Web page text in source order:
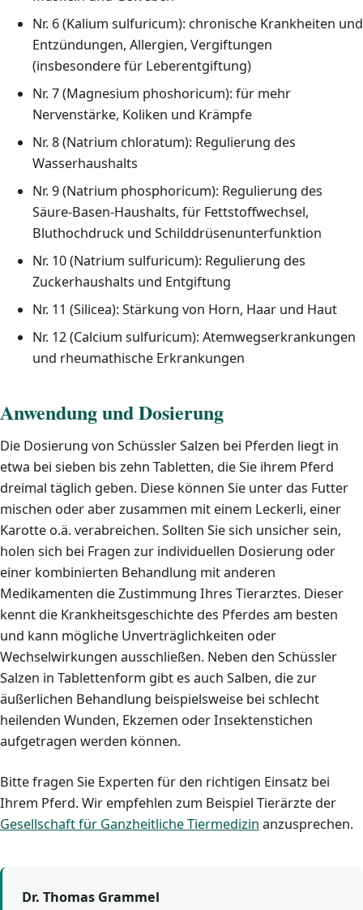
Nr. 6 (Kalium sulfuricum): chronische Krankheiten und
Entzündungen, Allergien, Vergiftungen
(insbesondere für Leberentgiftung)
Nr. 7 (Magnesium phoshoricum): für mehr
Nervenstärke, Koliken und Krämpfe
Nr. 8 (Natrium chloratum): Regulierung des
Wasserhaushalts
Nr. 9 (Natrium phosphoricum): Regulierung des
Säure-Basen-Haushalts, für Fettstoffwechsel,
Bluthochdruck und Schilddrüsenunterfunktion
Nr. 10 (Natrium sulfuricum): Regulierung des
Zuckerhaushalts und Entgiftung
Nr. 11 (Silicea): Stärkung von Horn, Haar und Haut
Nr. 12 (Calcium sulfuricum): Atemwegserkrankungen
und rheumathische Erkrankungen
Anwendung und Dosierung
Die Dosierung von Schüssler Salzen bei Pferden liegt in
etwa bei sieben bis zehn Tabletten, die Sie ihrem Pferd
dreimal täglich geben. Diese können Sie unter das Futter
mischen oder aber zusammen mit einem Leckerli, einer
Karotte o.ä. verabreichen. Sollten Sie sich unsicher sein,
holen sich bei Fragen zur individuellen Dosierung oder
einer kombinierten Behandlung mit anderen
Medikamenten die Zustimmung Ihres Tierarztes. Dieser
kennt die Krankheitsgeschichte des Pferdes am besten
und kann mögliche Unverträglichkeiten oder
Wechselwirkungen ausschließen. Neben den Schüssler
Salzen in Tablettenform gibt es auch Salben, die zur
äußerlichen Behandlung beispielsweise bei schlecht
heilenden Wunden, Ekzemen oder Insektenstichen
aufgetragen werden können.
Bitte fragen Sie Experten für den richtigen Einsatz bei
Ihrem Pferd. Wir empfehlen zum Beispiel Tierärzte der
Gesellschaft für Ganzheitliche Tiermedizin anzusprechen.
Dr. Thomas Grammel